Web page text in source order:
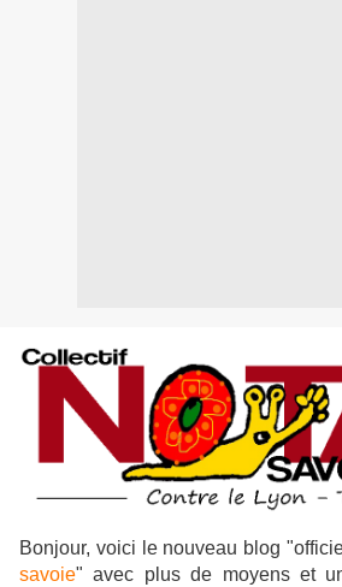
Bonjour, voici le nouveau blog
savoie" avec plus de moyens et